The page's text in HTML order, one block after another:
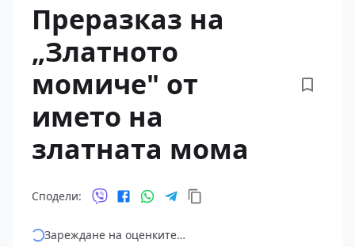
Преразказ на
„Златното
момиче" от
името на
златната мома
Сподели:
Зареждане на оценките…